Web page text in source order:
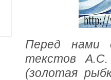
Перед нами
текстов
(золотая